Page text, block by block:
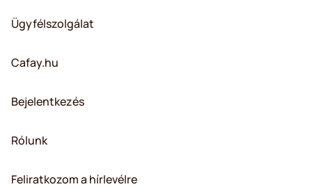
Ügyfélszolgálat
Cafay.hu
Bejelentkezés
Rólunk
Feliratkozom a hírlevélre